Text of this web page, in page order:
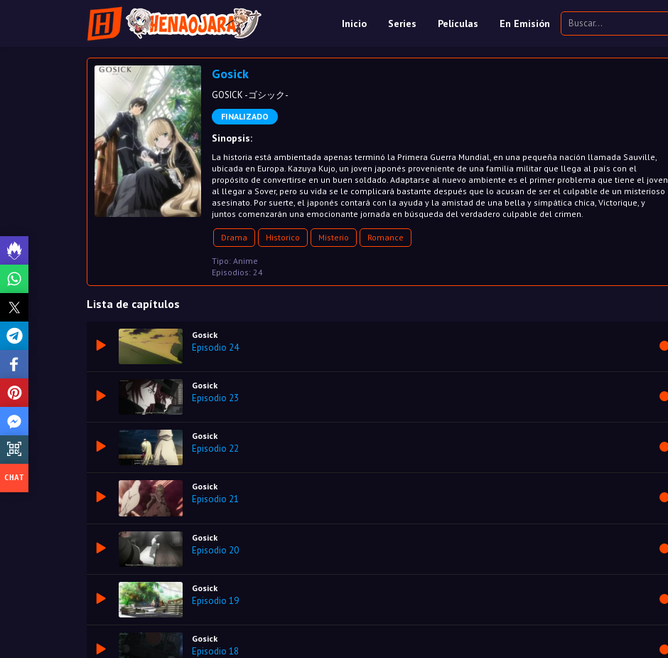
Inicio Series Películas En Emisión
Gosick
GOSICK -ゴシック-
FINALIZADO
Sinopsis:
La historia está ambientada apenas terminó la Primera Guerra Mundial, en una pequeña nación llamada Sauville,
ubicada en Europa. Kazuya Kujo, un joven japonés proveniente de una familia militar que llega al país con el
propósito de convertirse en un buen soldado. Adaptarse al nuevo ambiente es el primer problema que tiene el joven
al llegar a Sover, pero su vida se le complicará bastante después que lo acusan de ser el culpable de un misterioso
asesinato. Por suerte, el japonés contará con la ayuda y la amistad de una bella y simpática chica, Victorique, y
juntos comenzarán una emocionante jornada en búsqueda del verdadero culpable del crimen.
Drama Historico Misterio Romance
Tipo: Anime
Episodios: 24
Lista de capítulos
Gosick
Episodio 24
Gosick
Episodio 23
Gosick
Episodio 22
Gosick
Episodio 21
Gosick
Episodio 20
Gosick
Episodio 19
Gosick
Episodio 18